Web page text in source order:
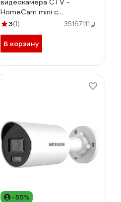
видеокамера CTV -
HomeCam mini с
разрешением 2М,
0000761
3(1) 35167111
В корзину
-55%